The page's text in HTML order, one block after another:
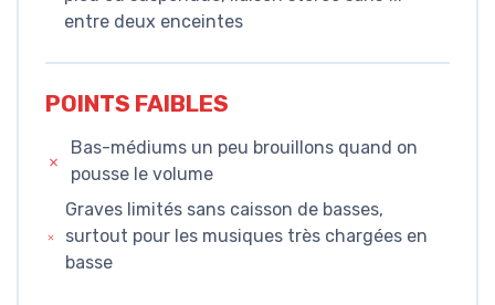
entre deux enceintes
POINTS FAIBLES
Bas-médiums un peu brouillons quand on
pousse le volume
Graves limités sans caisson de basses,
surtout pour les musiques très chargées en
basse